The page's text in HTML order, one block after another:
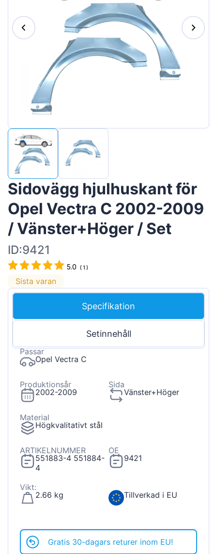
Magyar
Lietuvių
Português
Slovenian
Sidovägg hjulhuskant för
Opel Vectra C 2002-2009
/ Vänster+Höger / Set
ID:9421
5.0 (1 )
Sista varan
Specifikation
Setinnehåll
Passar
Opel Vectra C
Produktionsår
2002-2009
Sida
Vänster+Höger
Material
Högkvalitativt stål
ARTIKELNUMMER
551883-4 551884-
4
OE
9421
Vikt:
2.66 kg
Tillverkad i EU
Gratis 30-dagars returer inom EU!